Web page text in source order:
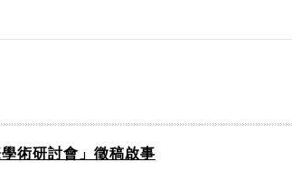
術研討會」徵稿啟事